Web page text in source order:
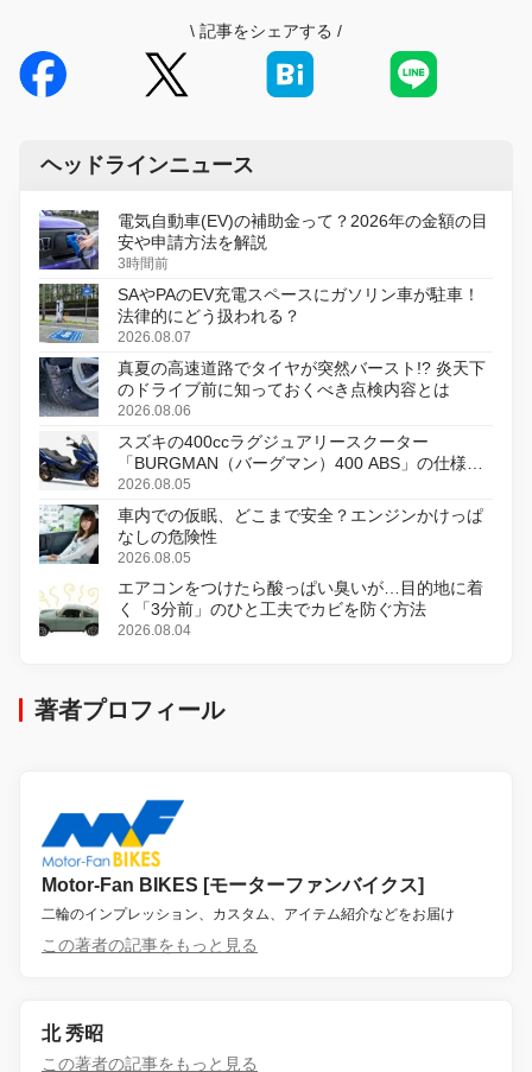
\ 記事をシェアする /
ヘッドラインニュース
電気自動車(EV)の補助金って？2026年の金額の目
安や申請方法を解説
3時間前
SAやPAのEV充電スペースにガソリン車が駐車！
法律的にどう扱われる？
2026.08.07
真夏の高速道路でタイヤが突然バースト!? 炎天下
のドライブ前に知っておくべき点検内容とは
2026.08.06
スズキの400ccラグジュアリースクーター
「BURGMAN（バーグマン）400 ABS」の仕様を
変更し、8月18日に発売
2026.08.05
車内での仮眠、どこまで安全？エンジンかけっぱ
なしの危険性
2026.08.05
エアコンをつけたら酸っぱい臭いが…目的地に着
く「3分前」のひと工夫でカビを防ぐ方法
2026.08.04
著者プロフィール
Motor-Fan BIKES [モーターファンバイクス]
二輪のインプレッション、カスタム、アイテム紹介などをお届け
この著者の記事をもっと見る
北 秀昭
この著者の記事をもっと見る